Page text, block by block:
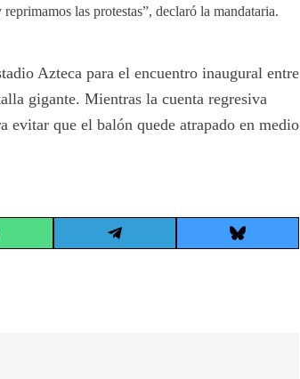
las protestas”, declaró la mandataria.
Azteca para el encuentro inaugural entre
gigante. Mientras la cuenta regresiva
evitar que el balón quede atrapado en medio
Share
Share